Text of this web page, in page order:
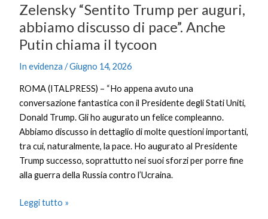
Zelensky “Sentito Trump per auguri,
abbiamo discusso di pace”. Anche
Putin chiama il tycoon
In evidenza /Giugno 14, 2026
ROMA (ITALPRESS) – “Ho appena avuto una
conversazione fantastica con il Presidente degli Stati Uniti,
Donald Trump. Gli ho augurato un felice compleanno.
Abbiamo discusso in dettaglio di molte questioni importanti,
tra cui, naturalmente, la pace. Ho augurato al Presidente
Trump successo, soprattutto nei suoi sforzi per porre fine
alla guerra della Russia contro l’Ucraina.
il
tycoon
Leggi tutto »